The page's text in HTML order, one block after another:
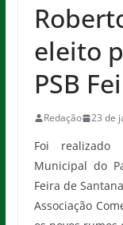
eleito
PSB
Redação 23 de
Foi realizado
Municipal do
Feira de
Associação